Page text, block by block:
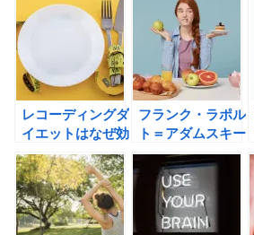
つの常識、じつは
非常識の書評
レコーディングダ
イエットはなぜ効
果があるのか？セ
ルフモニタリング
で脳の働きを強化
しよう！
フランク・ラポル
ト＝アダムスキー
の腸がすべて―世
界中で話題！ ア
ダムスキー式「最
高の腸活」メソッ
ドの書評